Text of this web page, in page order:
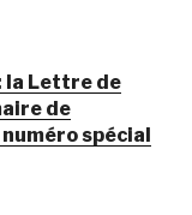
la Lettre de
de
spécial